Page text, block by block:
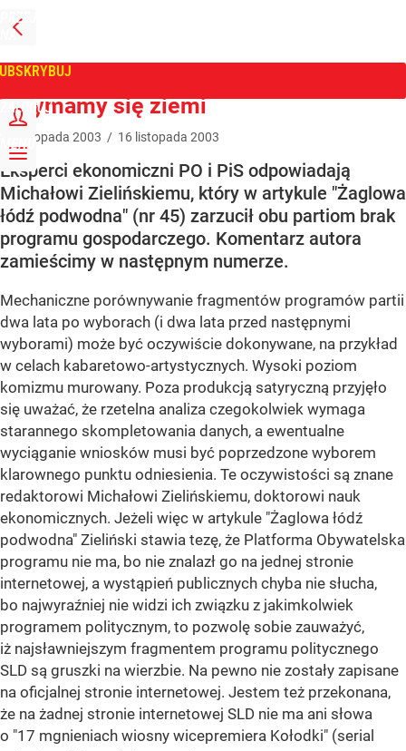
PRZEJDŹ
NA
GŁÓWNĄ
ZALOGUJ
MENU
Tygodnik Wprost
Trzymamy się ziemi
listopada 2003 / 16 listopada 2003
Eksperci ekonomiczni PO i PiS odpowiadają
Michałowi Zielińskiemu, który w artykule "Żaglowa
łódź podwodna" (nr 45) zarzucił obu partiom brak
programu gospodarczego. Komentarz autora
zamieścimy w następnym numerze.
Mechaniczne porównywanie fragmentów programów partii
dwa lata po wyborach (i dwa lata przed następnymi
wyborami) może być oczywiście dokonywane, na przykład
w celach kabaretowo-artystycznych. Wysoki poziom
komizmu murowany. Poza produkcją satyryczną przyjęło
się uważać, że rzetelna analiza czegokolwiek wymaga
starannego skompletowania danych, a ewentualne
wyciąganie wniosków musi być poprzedzone wyborem
klarownego punktu odniesienia. Te oczywistości są znane
redaktorowi Michałowi Zielińskiemu, doktorowi nauk
ekonomicznych. Jeżeli więc w artykule "Żaglowa łódź
podwodna" Zieliński stawia tezę, że Platforma Obywatelska
programu nie ma, bo nie znalazł go na jednej stronie
internetowej, a wystąpień publicznych chyba nie słucha,
bo najwyraźniej nie widzi ich związku z jakimkolwiek
programem politycznym, to pozwolę sobie zauważyć,
iż najsławniejszym fragmentem programu politycznego
SLD są gruszki na wierzbie. Na pewno nie zostały zapisane
na oficjalnej stronie internetowej. Jestem też przekonana,
że na żadnej stronie internetowej SLD nie ma ani słowa
o "17 mgnieniach wiosny wicepremiera Kołodki" (serial